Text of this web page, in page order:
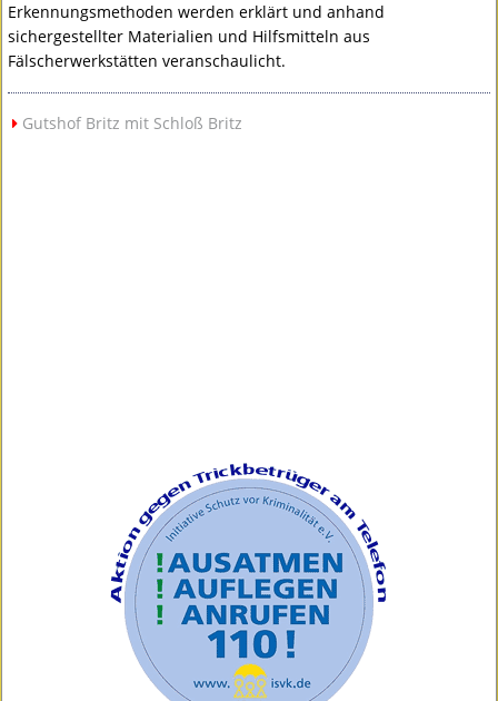
Erkennungsmethoden werden erklärt und anhand
sichergestellter Materialien und Hilfsmitteln aus
Fälscherwerkstätten veranschaulicht.
Gutshof Britz mit Schloß Britz